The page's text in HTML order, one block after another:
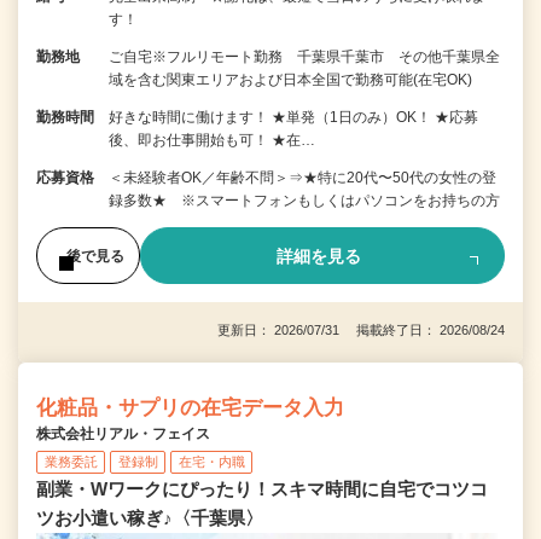
す！
勤務地
ご自宅※フルリモート勤務 千葉県千葉市 その他千葉県全
域を含む関東エリアおよび日本全国で勤務可能(在宅OK)
勤務時間
好きな時間に働けます！ ★単発（1日のみ）OK！ ★応募
後、即お仕事開始も可！ ★在…
応募資格
＜未経験者OK／年齢不問＞⇒★特に20代〜50代の女性の登
録多数★ ※スマートフォンもしくはパソコンをお持ちの方
後で見る 詳細を見る
更新日： 2026/07/31 掲載終了日： 2026/08/24
化粧品・サプリの在宅データ入力
株式会社リアル・フェイス
業務委託 登録制 在宅・内職
副業・Wワークにぴったり！スキマ時間に自宅でコツコ
ツお小遣い稼ぎ♪〈千葉県〉